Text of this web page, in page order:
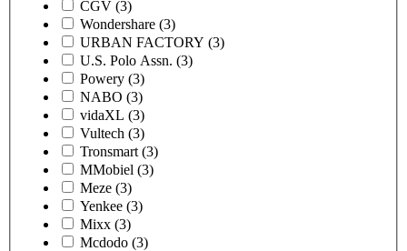
CGV (3)
Wondershare (3)
URBAN FACTORY (3)
U.S. Polo Assn. (3)
Powery (3)
NABO (3)
vidaXL (3)
Vultech (3)
Tronsmart (3)
MMobiel (3)
Meze (3)
Yenkee (3)
Mixx (3)
Mcdodo (3)